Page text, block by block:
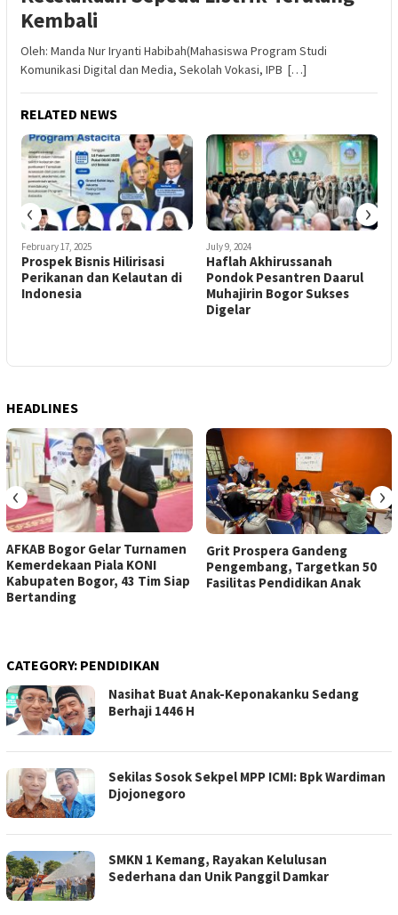
Kembali
Oleh: Manda Nur Iryanti Habibah(Mahasiswa Program Studi
Komunikasi Digital dan Media, Sekolah Vokasi, IPB […]
RELATED NEWS
February 17, 2025
Prospek Bisnis Hilirisasi
Perikanan dan Kelautan di
Indonesia
July 9, 2024
Haflah Akhirussanah
Pondok Pesantren Daarul
Muhajirin Bogor Sukses
Digelar
‹ ›
HEADLINES
AFKAB Bogor Gelar Turnamen
Kemerdekaan Piala KONI
Kabupaten Bogor, 43 Tim Siap
Bertanding
Grit Prospera Gandeng
Pengembang, Targetkan 50
Fasilitas Pendidikan Anak
‹ ›
CATEGORY: PENDIDIKAN
Nasihat Buat Anak-Keponakanku Sedang
Berhaji 1446 H
Sekilas Sosok Sekpel MPP ICMI: Bpk Wardiman
Djojonegoro
SMKN 1 Kemang, Rayakan Kelulusan
Sederhana dan Unik Panggil Damkar